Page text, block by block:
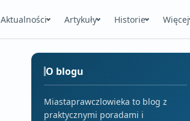
Aktualności Artykuły Historie Więcej
O blogu
Miastaprawczlowieka to blog z
praktycznymi poradami i